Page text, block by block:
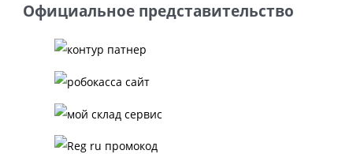
Официальное представительство